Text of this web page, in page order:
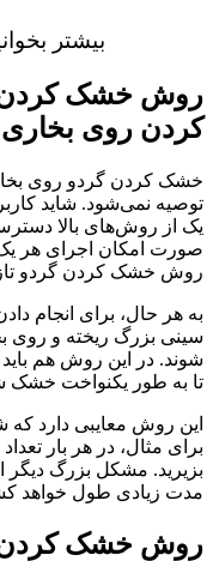
بیشتر
روش خشک کردن
کردن روی بخاری
خشک کردن گردو روی
توصیه نمی‌شود. شاید
یک از روش‌های بالا
صورت امکان اجرای هر یک
روش خشک کردن گردو
به هر حال، برای انجام
سینی بزرگ ریخته و روی
شوند. در این روش هم باید
تا به طور یکنواخت خشک
این روش معایبی دارد
برای مثال، در هر بار
بزیرید. مشکل بزرگ دیگر
مدت زیادی طول خواهد
روش خشک کردن